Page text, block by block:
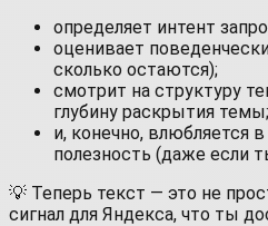
определяет интент
оценивает
сколько остаются);
смотрит на структуру
глубину раскрытия темы;
и, конечно, влюбляется
полезность (даже если
💡 Теперь текст — это не
сигнал для Яндекса, что ты